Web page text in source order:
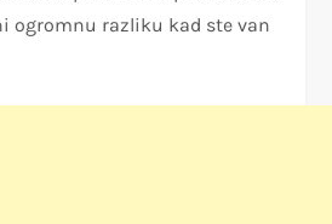
ogromnu razliku kad ste van